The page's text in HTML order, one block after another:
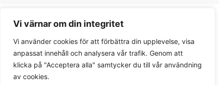
Vi värnar om din integritet
Vi använder cookies för att förbättra din upplevelse, visa
anpassat innehåll och analysera vår trafik. Genom att
klicka på "Acceptera alla" samtycker du till vår användning
av cookies.